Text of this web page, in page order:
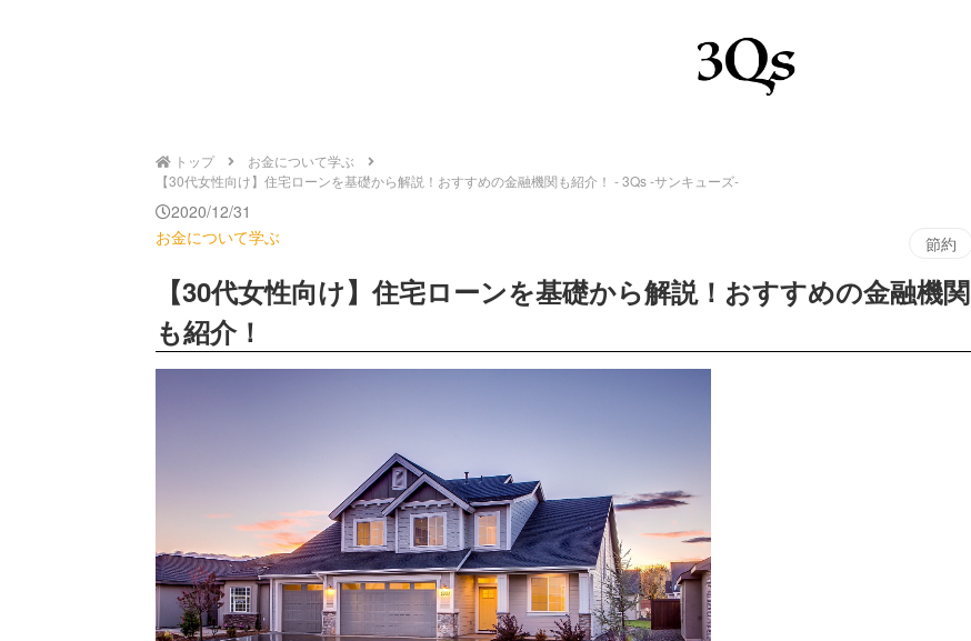
トップ
お金について学ぶ
【30代女性向け】住宅ローンを基礎から解説！おすすめの金融機関も紹介！ - 3Qs -サンキューズ-
2020/12/31
お金について学ぶ 節約
【30代女性向け】住宅ローンを基礎から解説！おすすめの金融機関
も紹介！